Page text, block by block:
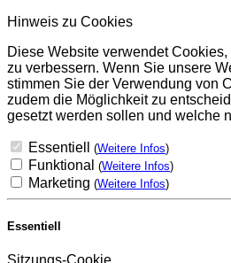
Hinweis zu Cookies
Diese Website verwendet
zu verbessern. Wenn Sie unsere
stimmen Sie der Verwendung von
zudem die Möglichkeit zu
gesetzt werden sollen und welche
Essentiell (Weitere Infos)
Funktional (Weitere Infos)
Marketing (Weitere Infos)
Essentiell
Sitzungs-Cookie